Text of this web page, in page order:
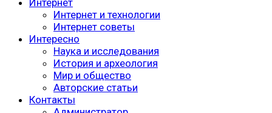
Интернет
Интернет и технологии
Интернет советы
Интересно
Наука и исследования
История и археология
Мир и общество
Авторские статьи
Контакты